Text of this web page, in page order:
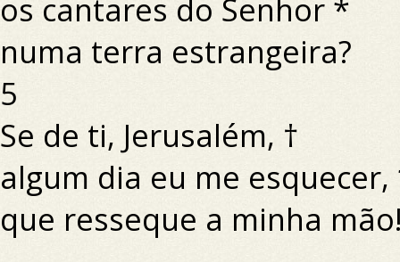
os cantares do Senhor *
numa terra estrangeira?
5
Se de ti, Jerusalém, †
algum dia eu me
que resseque a minha